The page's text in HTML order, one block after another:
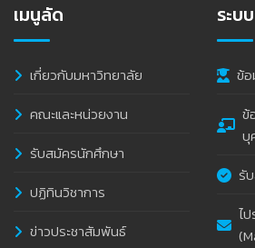
เมนูลัด
เกี่ยวกับมหาวิทยาลัย
คณะและหน่วยงาน
รับสมัครนักศึกษา
ปฏิทินวิชาการ
ข่าวประชาสัมพันธ์
ระบ
ข้
ข้
บุ
รั
ไ